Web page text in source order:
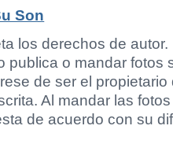
Son
los derechos de autor.
publica o mandar fotos
de ser el propietario
Al mandar las
de acuerdo con su